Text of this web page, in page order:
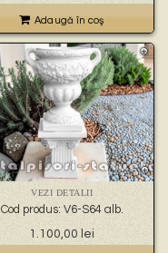
Adaugă în coş
VEZI DETALII
Cod produs: V6-S64 alb.
1.100,00 lei